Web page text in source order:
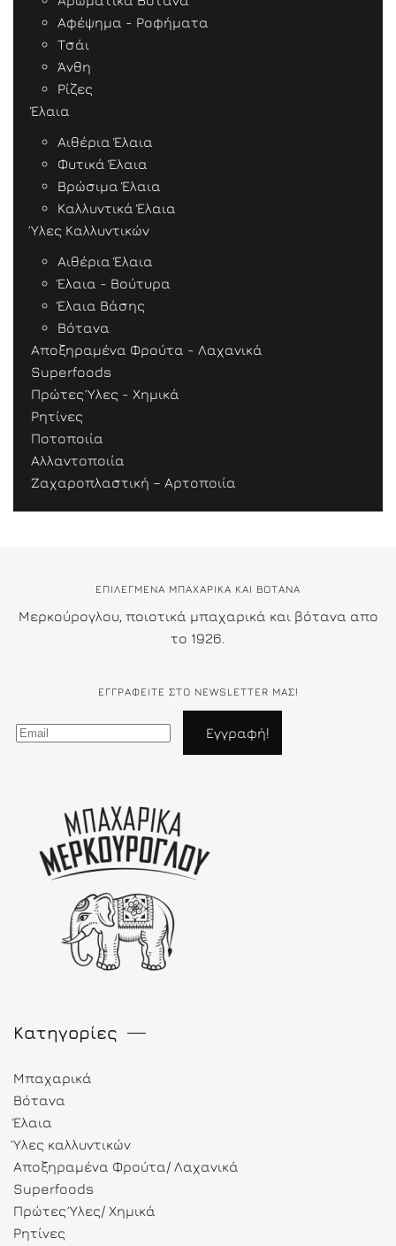
Αφέψημα - Ροφήματα
Τσάι
Άνθη
Ρίζες
Έλαια
Αιθέρια Έλαια
Φυτικά Έλαια
Βρώσιμα Έλαια
Καλλυντικά Έλαια
Ύλες Καλλυντικών
Αιθέρια Έλαια
Έλαια - Βούτυρα
Έλαια Βάσης
Βότανα
Αποξηραμένα Φρούτα - Λαχανικά
Superfoods
Πρώτες Ύλες - Χημικά
Ρητίνες
Ποτοποιία
Αλλαντοποιία
Ζαχαροπλαστική – Αρτοποιία
ΕΠΙΛΕΓΜΕΝΑ ΜΠΑΧΑΡΙΚΑ ΚΑΙ ΒΟΤΑΝΑ
Μερκούρογλου, ποιοτικά μπαχαρικά και βότανα απο
το 1926.
ΕΓΓΡΑΦΕΊΤΕ ΣΤΟ NEWSLETTER ΜΑΣ!
Κατηγορίες
Μπαχαρικά
Βότανα
Έλαια
Ύλες καλλυντικών
Αποξηραμένα Φρούτα/ Λαχανικά
Superfoods
Πρώτες Ύλες/ Χημικά
Ρητίνες